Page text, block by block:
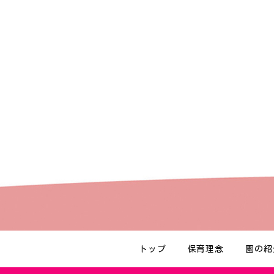
トップ 保育理念 園の